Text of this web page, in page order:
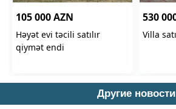
Другие новости